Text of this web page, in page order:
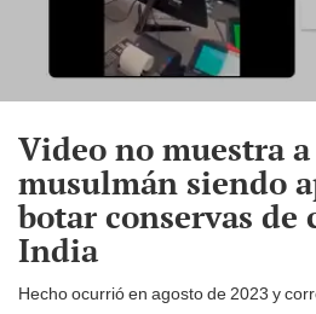
Video no muestra
musulmán siendo
botar conservas de
India
Hecho ocurrió en agosto de 2023 y